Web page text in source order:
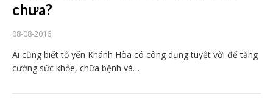
chưa?
08-08-2016
Ai cũng biết tổ yến Khánh Hòa có công dụng tuyệt vời để tăng
cường sức khỏe, chữa bệnh và…